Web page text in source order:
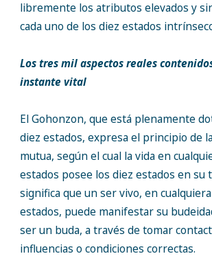
libremente los atributos elevados y
cada uno de los diez estados
Los tres mil aspectos reales
instante vital
El Gohonzon, que está plenamente
diez estados, expresa el principio de
mutua, según el cual la vida en
estados posee los diez estados en su
significa que un ser vivo, en
estados, puede manifestar su
ser un buda, a través de tomar
influencias o condiciones correctas.